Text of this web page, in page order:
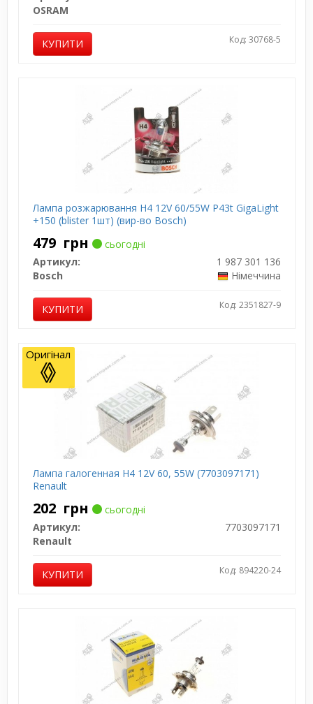
OSRAM
КУПИТИ Код: 30768-5
Лампа розжарювання H4 12V 60/55W P43t GigaLight
+150 (blister 1шт) (вир-во Bosch)
479 грн
сьогодні
Артикул:
1 987 301 136
Bosch
Німеччина
КУПИТИ Код: 2351827-9
Лампа галогенная H4 12V 60, 55W (7703097171)
Renault
202 грн
сьогодні
Артикул:
7703097171
Renault
КУПИТИ Код: 894220-24
Оригінал